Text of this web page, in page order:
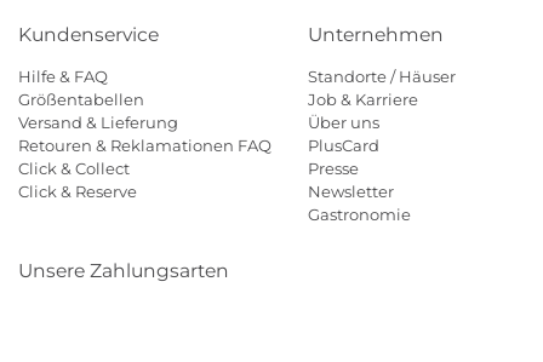
Kundenservice
Hilfe & FAQ
Größentabellen
Versand & Lieferung
Retouren & Reklamationen FAQ
Click & Collect
Click & Reserve
Unternehmen
Standorte / Häuser
Job & Karriere
Über uns
PlusCard
Presse
Newsletter
Gastronomie
Unsere Zahlungsarten